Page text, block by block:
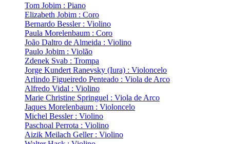
Tom Jobim : Piano
Elizabeth Jobim : Coro
Bernardo Bessler : Violino
Paula Morelenbaum : Coro
João Daltro de Almeida : Violino
Paulo Jobim : Violão
Zdenek Svab : Trompa
Jorge Kundert Ranevsky (Iura) : Violoncelo
Arlindo Figueiredo Penteado : Viola de Arco
Alfredo Vidal : Violino
Marie Christine Springuel : Viola de Arco
Jaques Morelenbaum : Violoncelo
Michel Bessler : Violino
Paschoal Perrota : Violino
Aizik Meilach Geller : Violino